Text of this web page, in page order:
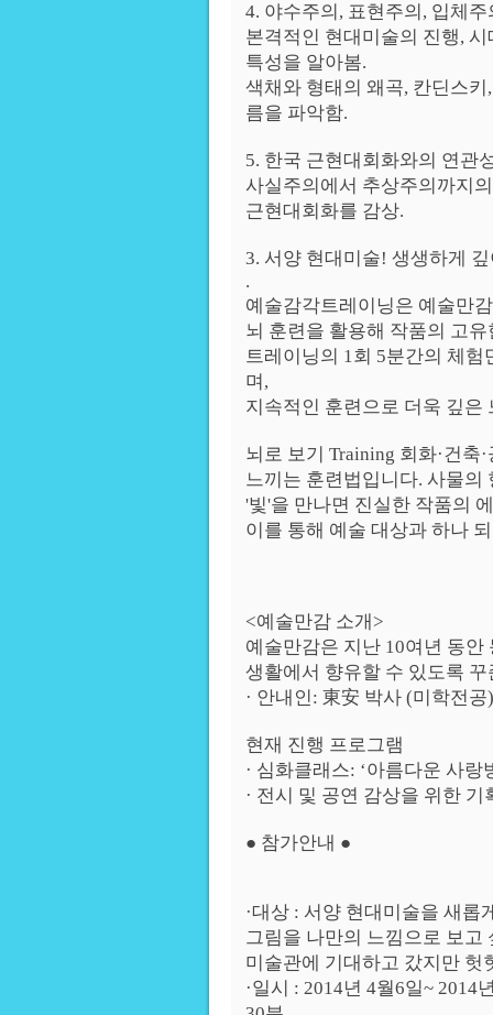
4. 야수주의, 표현주의, 입체
본격적인 현대미술의 진행,
특성을 알아봄.
색채와 형태의 왜곡, 칸딘스
름을 파악함.
5. 한국 근현대회화와의 연관
사실주의에서 추상주의까지
근현대회화를 감상.
3. 서양 현대미술! 생생하게
.
예술감각트레이닝은 예술만
뇌 훈련을 활용해 작품의 고
트레이닝의 1회 5분간의 체
며,
지속적인 훈련으로 더욱 깊은
뇌로 보기 Training 회화·건축
느끼는 훈련법입니다. 사물의
'빛'을 만나면 진실한 작품의
이를 통해 예술 대상과 하나
<예술만감 소개>
예술만감은 지난 10여년 동
생활에서 향유할 수 있도록
· 안내인: 東安 박사 (미학전공)
현재 진행 프로그램
· 심화클래스: ‘아름다운 사랑
· 전시 및 공연 감상을 위한
● 참가안내 ●
·대상 : 서양 현대미술을 새롭
그림을 나만의 느낌으로 보고
미술관에 기대하고 갔지만 헛
·일시 : 2014년 4월6일~ 2014